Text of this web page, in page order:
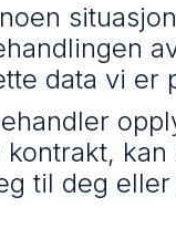
data vi er
kan
til deg eller